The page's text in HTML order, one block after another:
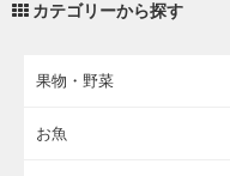
カテゴリーから探す
果物・野菜
お魚